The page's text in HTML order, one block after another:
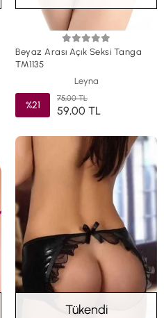
Beyaz Arası Açık Seksi Tanga
TM1135
Leyna
%21
75,00 TL
59,00 TL
Tükendi